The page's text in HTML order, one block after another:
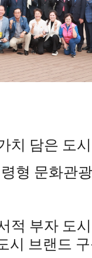
치 담은 도
형 문화관
적 부자 도시
시 브랜드